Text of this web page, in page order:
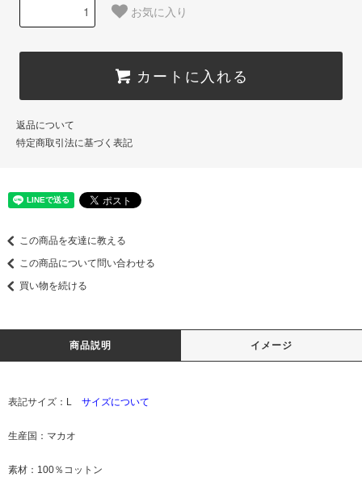
お気に入り
カートに入れる
返品について
特定商取引法に基づく表記
この商品を友達に教える
この商品について問い合わせる
買い物を続ける
商品説明 イメージ
表記サイズ：L サイズについて
生産国：マカオ
素材：100％コットン